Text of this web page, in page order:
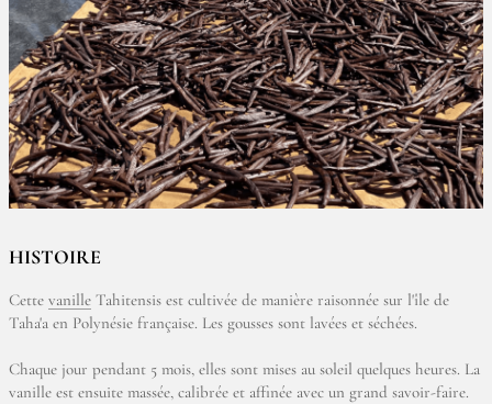
HISTOIRE
Cette vanille Tahitensis est cultivée de manière raisonnée sur l'île de
Taha'a en Polynésie française. Les gousses sont lavées et séchées.
Chaque jour pendant 5 mois, elles sont mises au soleil quelques heures. La
vanille est ensuite massée, calibrée et affinée avec un grand savoir-faire.